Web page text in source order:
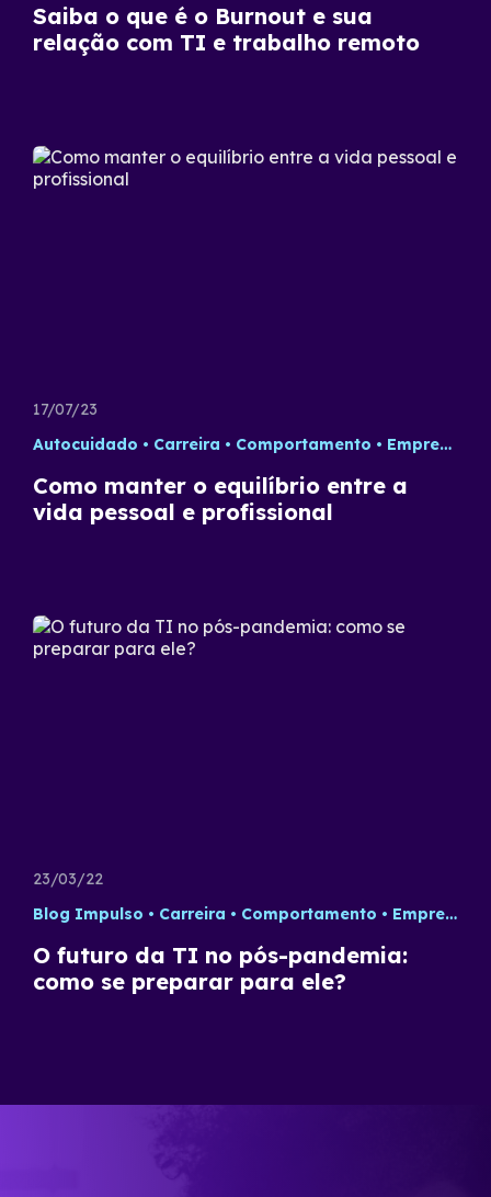
Saiba o que é o Burnout e sua
relação com TI e trabalho remoto
17/07/23
Autocuidado
Carreira Comportamento Empreendedorismo
Como manter o equilíbrio entre a
vida pessoal e profissional
23/03/22
Blog Impulso
Carreira Comportamento Empreendedorismo
O futuro da TI no pós-pandemia:
como se preparar para ele?